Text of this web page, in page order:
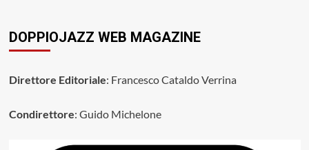
DOPPIOJAZZ WEB MAGAZINE
Direttore Editoriale: Francesco Cataldo Verrina
Condirettore: Guido Michelone